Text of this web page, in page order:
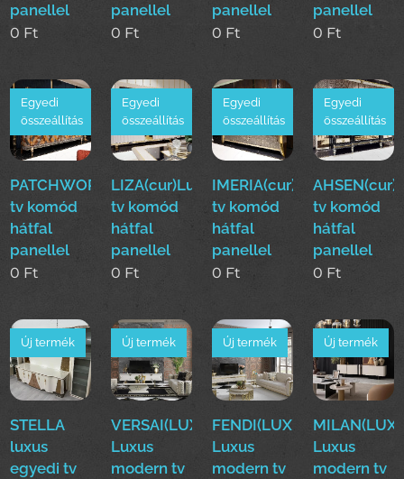
panellel
0 Ft
panellel
0 Ft
panellel
0 Ft
panellel
0 Ft
PATCHWORK(cur)Luxus
tv komód
hátfal
panellel
Egyedi
összeállítás
0 Ft
LIZA(cur)Luxus
tv komód
hátfal
panellel
Egyedi
összeállítás
0 Ft
IMERIA(cur)Luxus
tv komód
hátfal
panellel
Egyedi
összeállítás
0 Ft
tv komód
hátfal
panellel
Egyedi
összeállítás
0 Ft
STELLA
luxus
egyedi tv
Új termék
VERSAI(LUXE)
Luxus
modern tv
Új termék
FENDI(LUXE)
Luxus
modern tv
Új termék
Luxus
modern tv
Új termék